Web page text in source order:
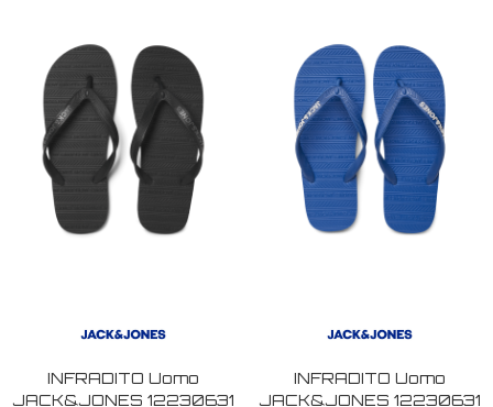
INFRADITO Uomo
JACK&JONES 12230631
INFRADITO Uomo
JACK&JONES 12230631